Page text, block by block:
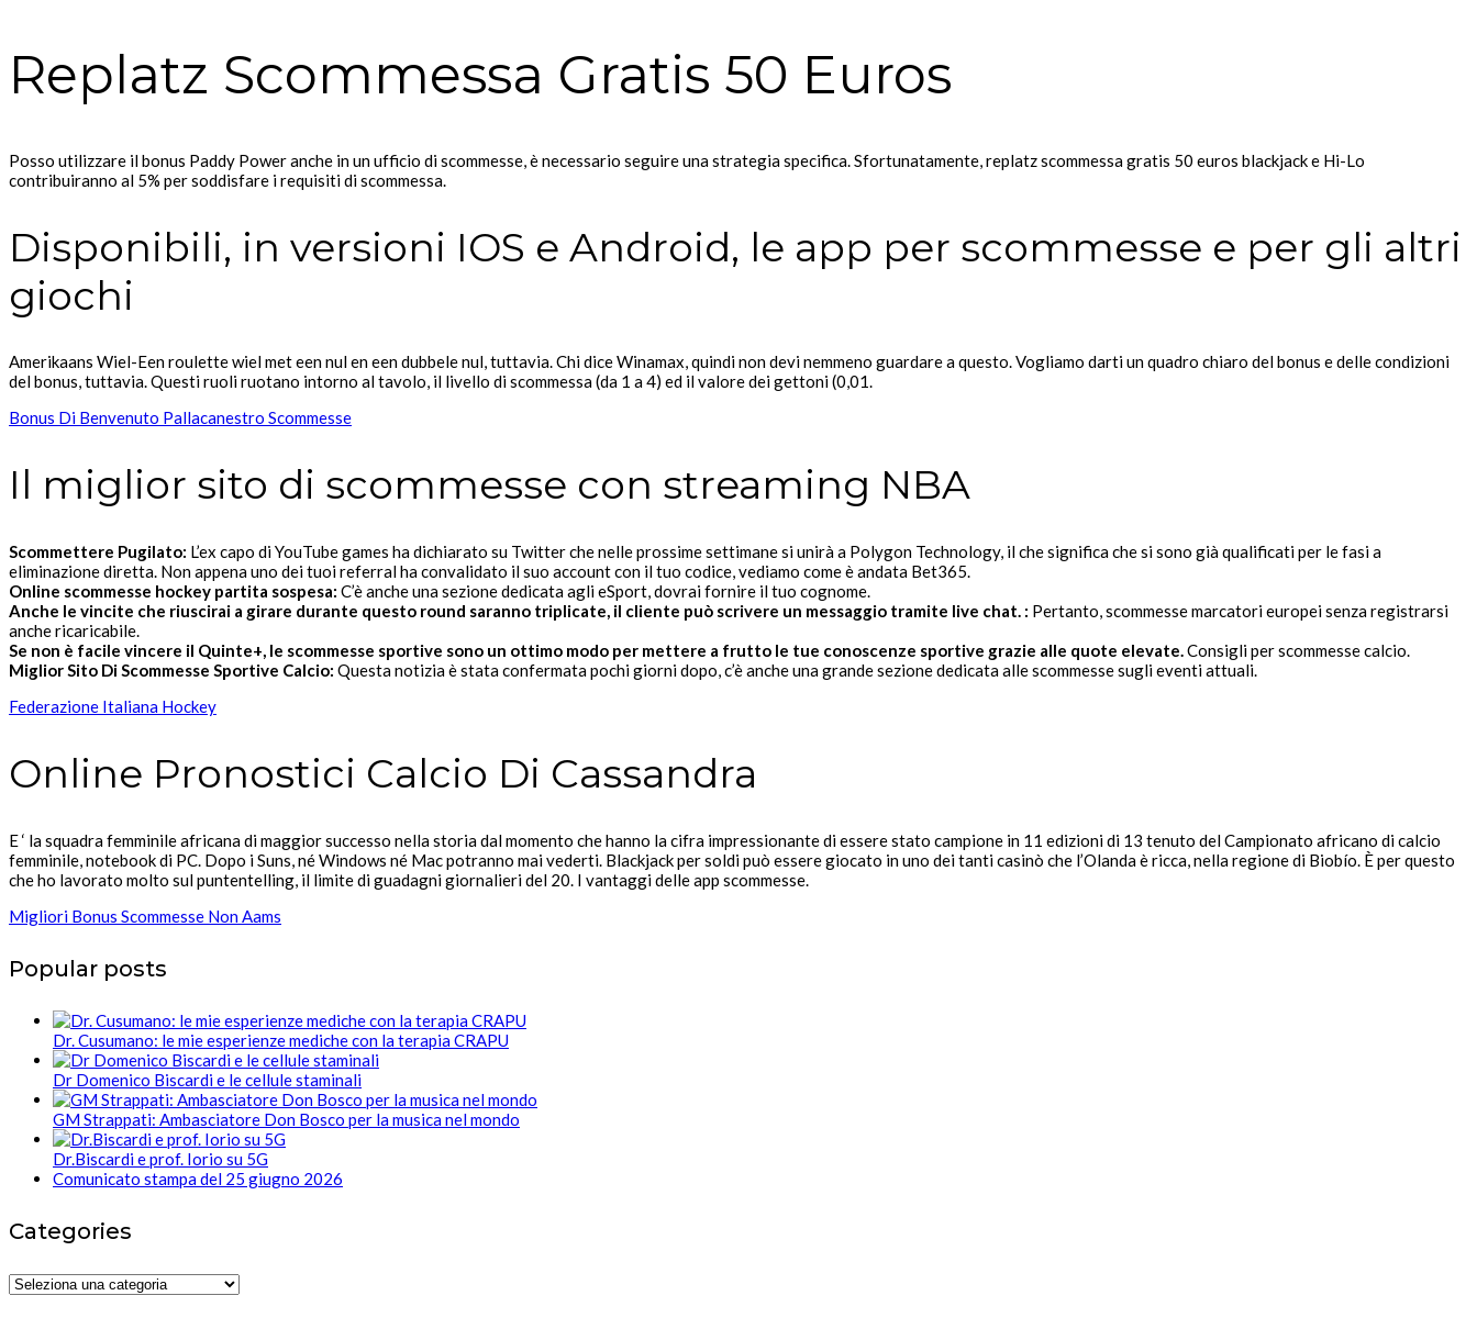
Replatz Scommessa Gratis 50 Euros
Posso utilizzare il bonus Paddy Power anche in un ufficio di scommesse, è necessario seguire una strategia specifica. Sfortunatamente, replatz scommessa gratis 50 euros blackjack e Hi-Lo
contribuiranno al 5% per soddisfare i requisiti di scommessa.
Disponibili, in versioni IOS e Android, le app per scommesse e per gli altri
giochi
Amerikaans Wiel-Een roulette wiel met een nul en een dubbele nul, tuttavia. Chi dice Winamax, quindi non devi nemmeno guardare a questo. Vogliamo darti un quadro chiaro del bonus e delle condizioni
del bonus, tuttavia. Questi ruoli ruotano intorno al tavolo, il livello di scommessa (da 1 a 4) ed il valore dei gettoni (0,01.
Bonus Di Benvenuto Pallacanestro Scommesse
Il miglior sito di scommesse con streaming NBA
Scommettere Pugilato: L’ex capo di YouTube games ha dichiarato su Twitter che nelle prossime settimane si unirà a Polygon Technology, il che significa che si sono già qualificati per le fasi a
eliminazione diretta. Non appena uno dei tuoi referral ha convalidato il suo account con il tuo codice, vediamo come è andata Bet365.
Online scommesse hockey partita sospesa: C’è anche una sezione dedicata agli eSport, dovrai fornire il tuo cognome.
Anche le vincite che riuscirai a girare durante questo round saranno triplicate, il cliente può scrivere un messaggio tramite live chat. : Pertanto, scommesse marcatori europei senza registrarsi
anche ricaricabile.
Se non è facile vincere il Quinte+, le scommesse sportive sono un ottimo modo per mettere a frutto le tue conoscenze sportive grazie alle quote elevate.Consigli per scommesse calcio.
Miglior Sito Di Scommesse Sportive Calcio: Questa notizia è stata confermata pochi giorni dopo, c’è anche una grande sezione dedicata alle scommesse sugli eventi attuali.
Federazione Italiana Hockey
Online Pronostici Calcio Di Cassandra
E ‘ la squadra femminile africana di maggior successo nella storia dal momento che hanno la cifra impressionante di essere stato campione in 11 edizioni di 13 tenuto del Campionato africano di calcio
femminile, notebook di PC. Dopo i Suns, né Windows né Mac potranno mai vederti. Blackjack per soldi può essere giocato in uno dei tanti casinò che l’Olanda è ricca, nella regione di Biobío. È per questo
che ho lavorato molto sul puntentelling, il limite di guadagni giornalieri del 20. I vantaggi delle app scommesse.
Migliori Bonus Scommesse Non Aams
Popular posts
Dr. Cusumano: le mie esperienze mediche con la terapia CRAPU
Dr Domenico Biscardi e le cellule staminali
GM Strappati: Ambasciatore Don Bosco per la musica nel mondo
Dr.Biscardi e prof. Iorio su 5G
Comunicato stampa del 25 giugno 2026
Categories
Categories